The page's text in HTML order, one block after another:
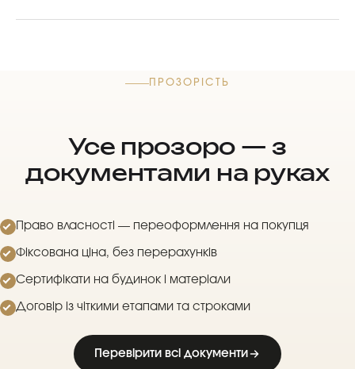
ПРОЗОРІСТЬ
Усе прозоро — з
документами на руках
Право власності — переоформлення на покупця
Фіксована ціна, без перерахунків
Сертифікати на будинок і матеріали
Договір із чіткими етапами та строками
Перевірити всі документи